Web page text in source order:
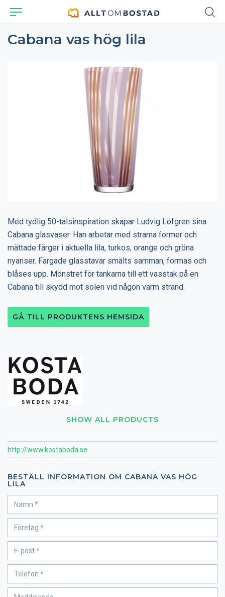
Cabana vas hög lila
SHOW ALL PRODUCTS
http://www.kostaboda.se
BESTÄLL INFORMATION OM CABANA VAS HÖG
LILA
Med tydlig 50-talsinspiration skapar Ludvig Löfgren sina
Cabana glasvaser. Han arbetar med strama former och
mättade färger i aktuella lila, turkos, orange och gröna
nyanser. Färgade glasstavar smälts samman, formas och
blåses upp. Mönstret för tankarna till ett vasstak på en
Cabana till skydd mot solen vid någon varm strand.
GÅ TILL PRODUKTENS HEMSIDA